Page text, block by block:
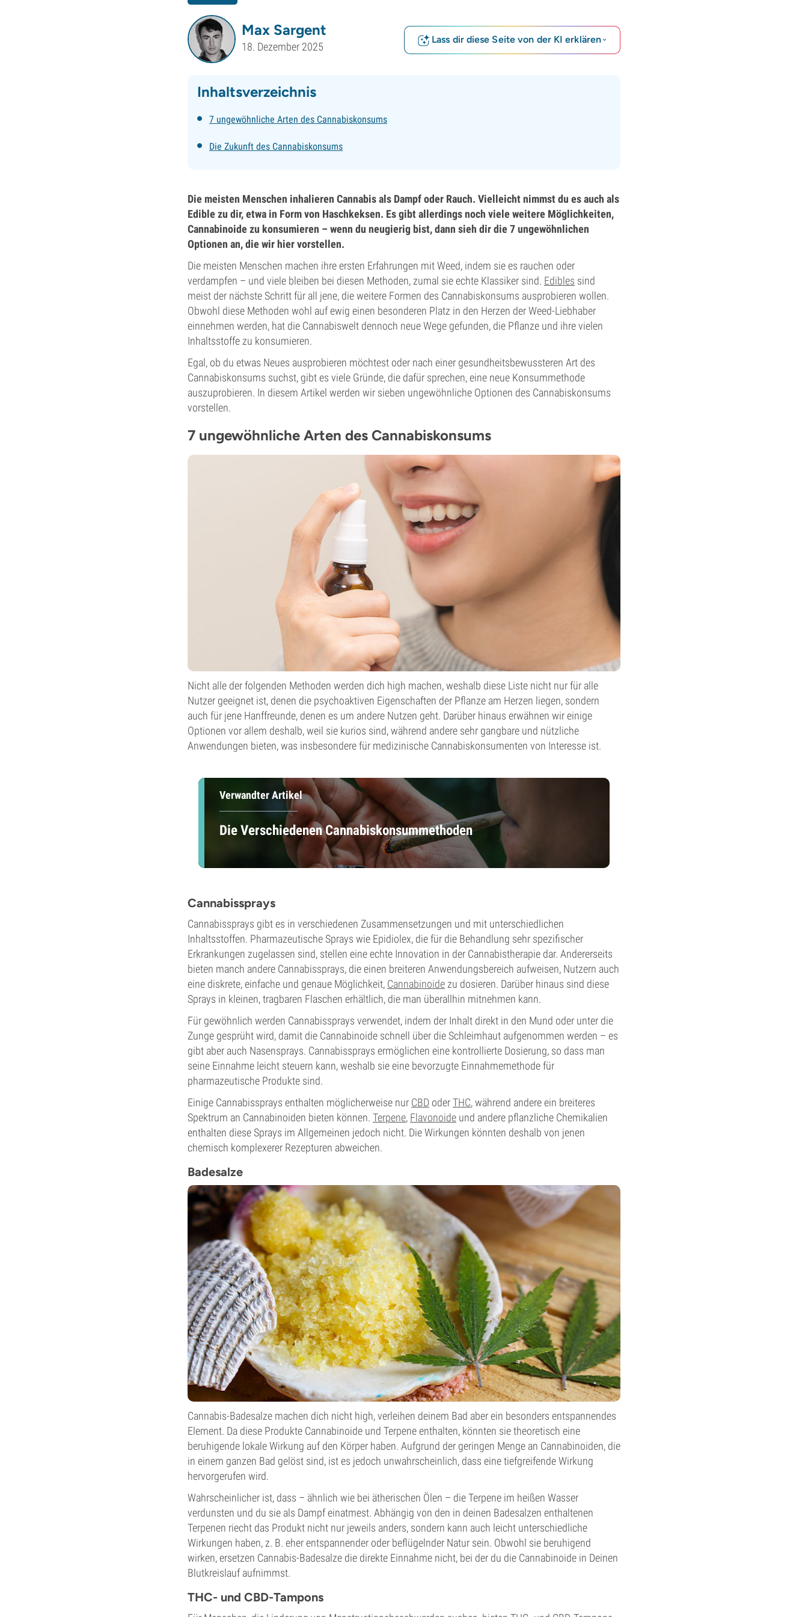
Max Sargent
18. Dezember 2025
Lass dir diese Seite von der KI erklären
Inhaltsverzeichnis
7 ungewöhnliche Arten des Cannabiskonsums
Die Zukunft des Cannabiskonsums
Die meisten Menschen inhalieren Cannabis als Dampf oder Rauch. Vielleicht nimmst du es auch als
Edible zu dir, etwa in Form von Haschkeksen. Es gibt allerdings noch viele weitere Möglichkeiten,
Cannabinoide zu konsumieren – wenn du neugierig bist, dann sieh dir die 7 ungewöhnlichen
Optionen an, die wir hier vorstellen.
Die meisten Menschen machen ihre ersten Erfahrungen mit Weed, indem sie es rauchen oder
verdampfen – und viele bleiben bei diesen Methoden, zumal sie echte Klassiker sind. Edibles sind
meist der nächste Schritt für all jene, die weitere Formen des Cannabiskonsums ausprobieren wollen.
Obwohl diese Methoden wohl auf ewig einen besonderen Platz in den Herzen der Weed-Liebhaber
einnehmen werden, hat die Cannabiswelt dennoch neue Wege gefunden, die Pflanze und ihre vielen
Inhaltsstoffe zu konsumieren.
Egal, ob du etwas Neues ausprobieren möchtest oder nach einer gesundheitsbewussteren Art des
Cannabiskonsums suchst, gibt es viele Gründe, die dafür sprechen, eine neue Konsummethode
auszuprobieren. In diesem Artikel werden wir sieben ungewöhnliche Optionen des Cannabiskonsums
vorstellen.
7 ungewöhnliche Arten des Cannabiskonsums
Nicht alle der folgenden Methoden werden dich high machen, weshalb diese Liste nicht nur für alle
Nutzer geeignet ist, denen die psychoaktiven Eigenschaften der Pflanze am Herzen liegen, sondern
auch für jene Hanffreunde, denen es um andere Nutzen geht. Darüber hinaus erwähnen wir einige
Optionen vor allem deshalb, weil sie kurios sind, während andere sehr gangbare und nützliche
Anwendungen bieten, was insbesondere für medizinische Cannabiskonsumenten von Interesse ist.
Verwandter Artikel
Die Verschiedenen Cannabiskonsummethoden
Cannabissprays
Cannabissprays gibt es in verschiedenen Zusammensetzungen und mit unterschiedlichen
Inhaltsstoffen. Pharmazeutische Sprays wie Epidiolex, die für die Behandlung sehr spezifischer
Erkrankungen zugelassen sind, stellen eine echte Innovation in der Cannabistherapie dar. Andererseits
bieten manch andere Cannabissprays, die einen breiteren Anwendungsbereich aufweisen, Nutzern auch
eine diskrete, einfache und genaue Möglichkeit, Cannabinoide zu dosieren. Darüber hinaus sind diese
Sprays in kleinen, tragbaren Flaschen erhältlich, die man überallhin mitnehmen kann.
Für gewöhnlich werden Cannabissprays verwendet, indem der Inhalt direkt in den Mund oder unter die
Zunge gesprüht wird, damit die Cannabinoide schnell über die Schleimhaut aufgenommen werden – es
gibt aber auch Nasensprays. Cannabissprays ermöglichen eine kontrollierte Dosierung, so dass man
seine Einnahme leicht steuern kann, weshalb sie eine bevorzugte Einnahmemethode für
pharmazeutische Produkte sind.
Einige Cannabissprays enthalten möglicherweise nur CBD oderTHC, während andere ein breiteres
Spektrum an Cannabinoiden bieten können. Terpene, Flavonoide und andere pflanzliche Chemikalien
enthalten diese Sprays im Allgemeinen jedoch nicht. Die Wirkungen könnten deshalb von jenen
chemisch komplexerer Rezepturen abweichen.
Badesalze
Cannabis-Badesalze machen dich nicht high, verleihen deinem Bad aber ein besonders entspannendes
Element. Da diese Produkte Cannabinoide und Terpene enthalten, könnten sie theoretisch eine
beruhigende lokale Wirkung auf den Körper haben. Aufgrund der geringen Menge an Cannabinoiden, die
in einem ganzen Bad gelöst sind, ist es jedoch unwahrscheinlich, dass eine tiefgreifende Wirkung
hervorgerufen wird.
Wahrscheinlicher ist, dass – ähnlich wie bei ätherischen Ölen – die Terpene im heißen Wasser
verdunsten und du sie als Dampf einatmest. Abhängig von den in deinen Badesalzen enthaltenen
Terpenen riecht das Produkt nicht nur jeweils anders, sondern kann auch leicht unterschiedliche
Wirkungen haben, z. B. eher entspannender oder beflügelnder Natur sein. Obwohl sie beruhigend
wirken, ersetzen Cannabis-Badesalze die direkte Einnahme nicht, bei der du die Cannabinoide in Deinen
Blutkreislauf aufnimmst.
THC- und CBD-Tampons